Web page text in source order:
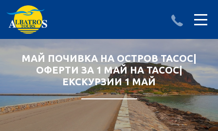
ДЕСТИНАЦИИ
АЛБАНИЯ
БЪЛГАРИЯ
ГЪРЦИЯ
МАЙ ПОЧИВКА НА ОСТРОВ ТАСОС|
ОФЕРТИ ЗА 1 МАЙ НА ТАСОС|
ЕКСКУРЗИИ 1 МАЙ